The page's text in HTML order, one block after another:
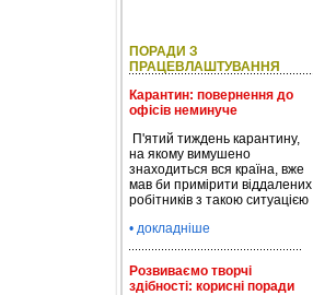
ПОРАДИ З
ПРАЦЕВЛАШТУВАННЯ
Карантин: повернення до
офісів неминуче
П'ятий тиждень карантину,
на якому вимушено
знаходиться вся країна, вже
мав би примірити віддалених
робітників з такою ситуацією
• докладніше
Розвиваємо творчі
здібності: корисні поради